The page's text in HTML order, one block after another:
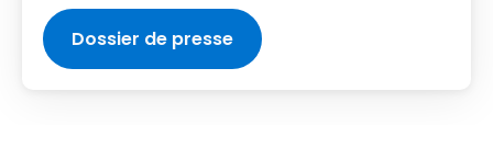
Dossier de presse